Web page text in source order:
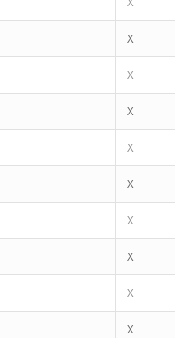
X
X
X
X
X
X
X
X
X